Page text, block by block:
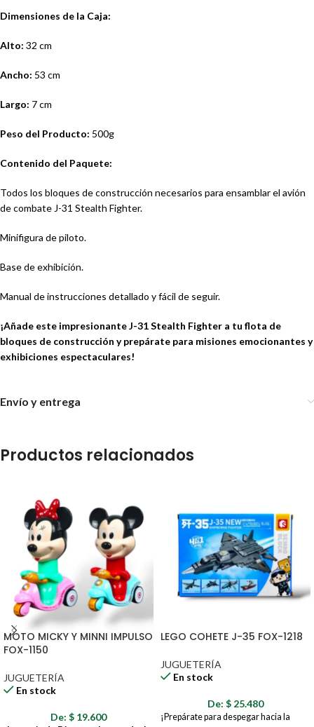
Dimensiones de la Caja:
Alto: 32 cm
Ancho: 53 cm
Largo: 7 cm
Peso del Producto: 500g
Contenido del Paquete:
Todos los bloques de construcción necesarios para ensamblar el avión
de combate J-31 Stealth Fighter.
Minifigura de piloto.
Base de exhibición.
Manual de instrucciones detallado y fácil de seguir.
¡Añade este impresionante J-31 Stealth Fighter a tu flota de
bloques de construcción y prepárate para misiones emocionantes y
exhibiciones espectaculares!
Envío y entrega
Productos relacionados
MOTO MICKY Y MINNI IMPULSO
FOX-1150
JUGUETERÍA
En stock
De: $ 19.600
LEGO COHETE J-35 FOX-1218
JUGUETERÍA
En stock
De: $ 25.480
¡Prepárate para despegar hacia la